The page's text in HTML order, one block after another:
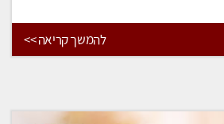
להמשך קריאה >>